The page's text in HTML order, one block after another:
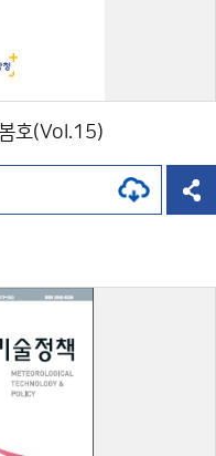
호(Vol.15)